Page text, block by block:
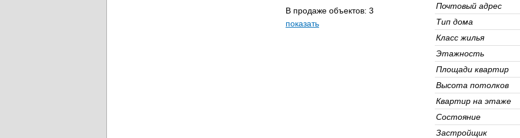
В продаже объектов: 3
показать
Почтовый адрес
Тип дома
Класс жилья
Этажность
Площади квартир
Высота потолков
Квартир на этаже
Состояние
Застройщик